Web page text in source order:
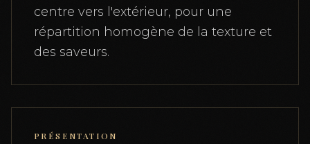
centre vers l'extérieur, pour une
répartition homogène de la texture et
des saveurs.
PRÉSENTATION